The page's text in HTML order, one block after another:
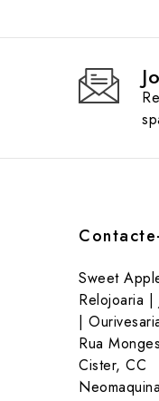
Sweet
Relojoaria |
|
Rua
Cister, CC
Neomaquina